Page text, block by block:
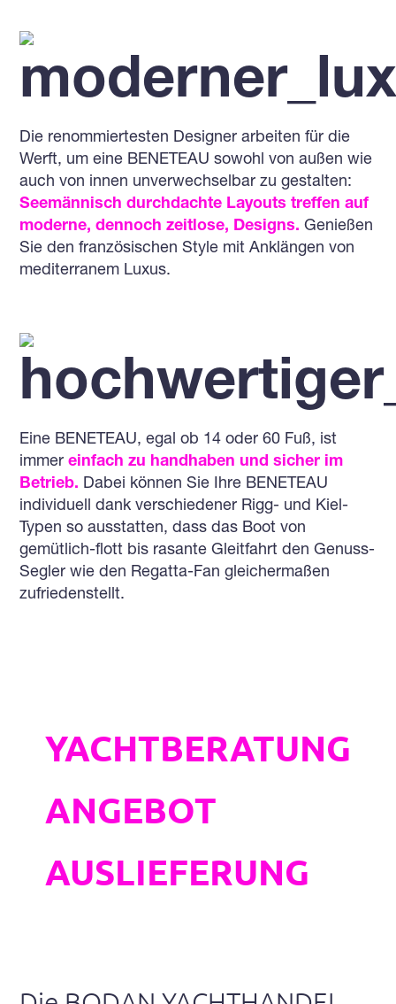
Die renommiertesten Designer arbeiten für die
Werft, um eine BENETEAU sowohl von außen wie
auch von innen unverwechselbar zu gestalten:
Seemännisch durchdachte Layouts treffen auf
moderne, dennoch zeitlose, Designs. Genießen
Sie den französischen Style mit Anklängen von
mediterranem Luxus.
Eine BENETEAU, egal ob 14 oder 60 Fuß, ist
immereinfach zu handhaben und sicher im
Betrieb. Dabei können Sie Ihre BENETEAU
individuell dank verschiedener Rigg- und Kiel-
Typen so ausstatten, dass das Boot von
gemütlich-flott bis rasante Gleitfahrt den Genuss-
Segler wie den Regatta-Fan gleichermaßen
zufriedenstellt.
YACHTBERATUNG
ANGEBOT
AUSLIEFERUNG